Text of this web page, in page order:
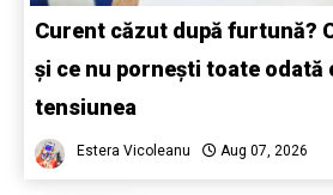
Curent căzut după furtună?
și ce nu pornești toate odată
tensiunea
Estera Vicoleanu Aug 07, 2026